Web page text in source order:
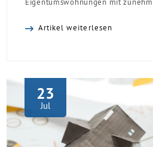
Eigentumswohnungen mit
Artikel weiterlesen
23
Jul